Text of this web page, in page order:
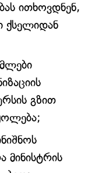
ითხოვდნენ,
ქსელიდან
გზით
მინისტრის